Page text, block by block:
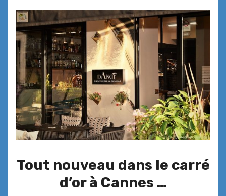
Tout nouveau dans le carré
d’or à Cannes …